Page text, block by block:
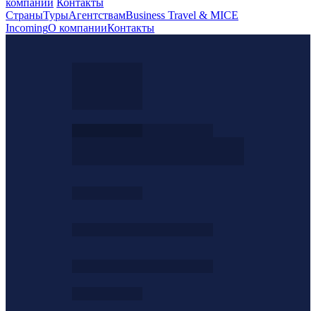
компании Контакты
СтраныТурыАгентствамBusiness Travel & MICE
IncomingО компанииКонтакты